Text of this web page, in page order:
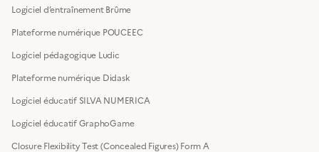
Logiciel d’entraînement Brûme
Plateforme numérique POUCEEC
Logiciel pédagogique Ludic
Plateforme numérique Didask
Logiciel éducatif SILVA NUMERICA
Logiciel éducatif GraphoGame
Closure Flexibility Test (Concealed Figures) Form A